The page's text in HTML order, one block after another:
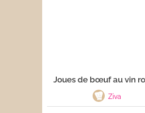
Joues de bœuf au vin
Ziva